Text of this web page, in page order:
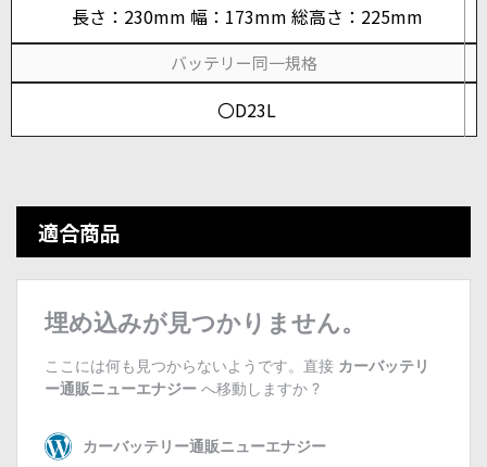
長さ：230mm 幅：173mm 総高さ：225mm
バッテリー同一規格
〇D23L
適合商品